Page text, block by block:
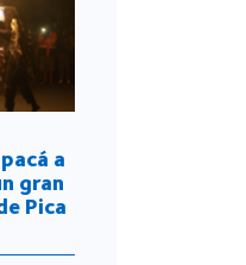
a
gran
Pica